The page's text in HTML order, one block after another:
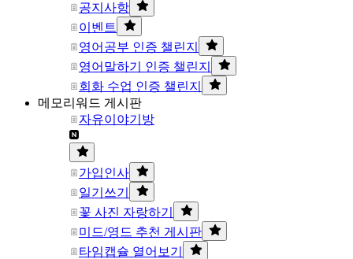
공지사항
이벤트
영어공부 인증 챌린지
영어말하기 인증 챌린지
회화 수업 인증 챌린지
메모리워드 게시판
자유이야기방
가입인사
일기쓰기
꽃 사진 자랑하기
미드/영드 추천 게시판
타임캡슐 열어보기